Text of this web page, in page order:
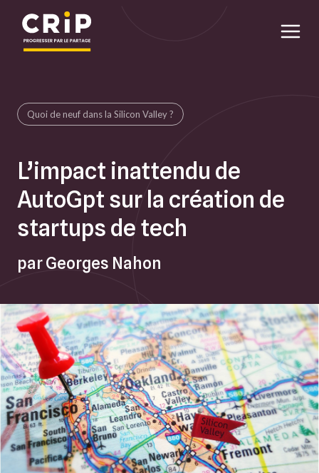
Quoi de neuf dans la Silicon Valley ?
L’impact inattendu de
AutoGpt sur la création de
startups de tech
par Georges Nahon